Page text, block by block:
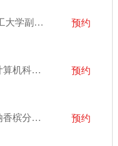
WYS老师，北京理工大学副教授
预约
加州大学尔湾分校计算机科学博士，伊利诺伊大学香槟分校计算机工程硕士
预约
伊利诺伊大学厄巴纳香槟分校核科学与辐射科学硕士，伦斯勒理工学院生物医学工程博士
预约